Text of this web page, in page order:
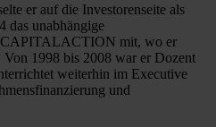
er auf die Investorenseite als
das unabhängige
CAPITALACTION mit, wo er
Von 1998 bis 2008 war er Dozent
weiterhin im Executive
und